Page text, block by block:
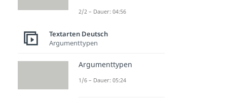
2/2 – Dauer: 04:56
Textarten Deutsch
Argumenttypen
Argumenttypen
1/6 – Dauer: 05:24